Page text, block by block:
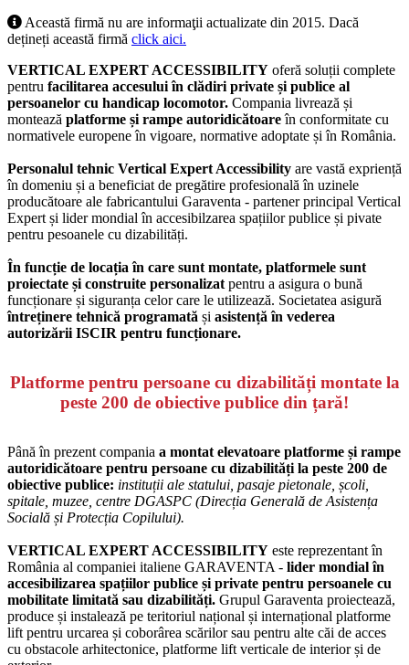
Această firmă nu are informaţii actualizate din 2015. Dacă
dețineți această firmă click aici.
VERTICAL EXPERT ACCESSIBILITY oferă soluții complete
pentru facilitarea accesului în clădiri private și publice al
persoanelor cu handicap locomotor. Compania livrează și
montează platforme și rampe autoridicătoareîn conformitate cu
normativele europene în vigoare, normative adoptate și în România.
Personalul tehnic Vertical Expert Accessibility are vastă expriență
în domeniu și a beneficiat de pregătire profesională în uzinele
producătoare ale fabricantului Garaventa - partener principal Vertical
Expert și lider mondial în accesibilzarea spațiilor publice și pivate
pentru pesoanele cu dizabilități.
În funcție de locația în care sunt montate, platformele sunt
proiectate și construite personalizat pentru a asigura o bună
funcționare și siguranța celor care le utilizează. Societatea asigură
întreținere tehnică programată și asistență în vederea
autorizării ISCIR pentru funcționare.
Platforme pentru persoane cu dizabilități montate la
peste 200 de obiective publice din țară!
Până în prezent compania a montat elevatoare platforme și rampe
autoridicătoare pentru persoane cu dizabilități la peste 200 de
obiective publice: instituții ale statului, pasaje pietonale, școli,
spitale, muzee, centre DGASPC (Direcția Generală de Asistența
Socială și Protecția Copilului).
VERTICAL EXPERT ACCESSIBILITY este reprezentant în
România al companiei italiene GARAVENTA - lider mondial în
accesibilizarea spațiilor publice și private pentru persoanele cu
mobilitate limitată sau dizabilități. Grupul Garaventa proiectează,
produce și instalează pe teritoriul național și internațional platforme
lift pentru urcarea și coborârea scărilor sau pentru alte căi de acces
cu obstacole arhitectonice, platforme lift verticale de interior și de